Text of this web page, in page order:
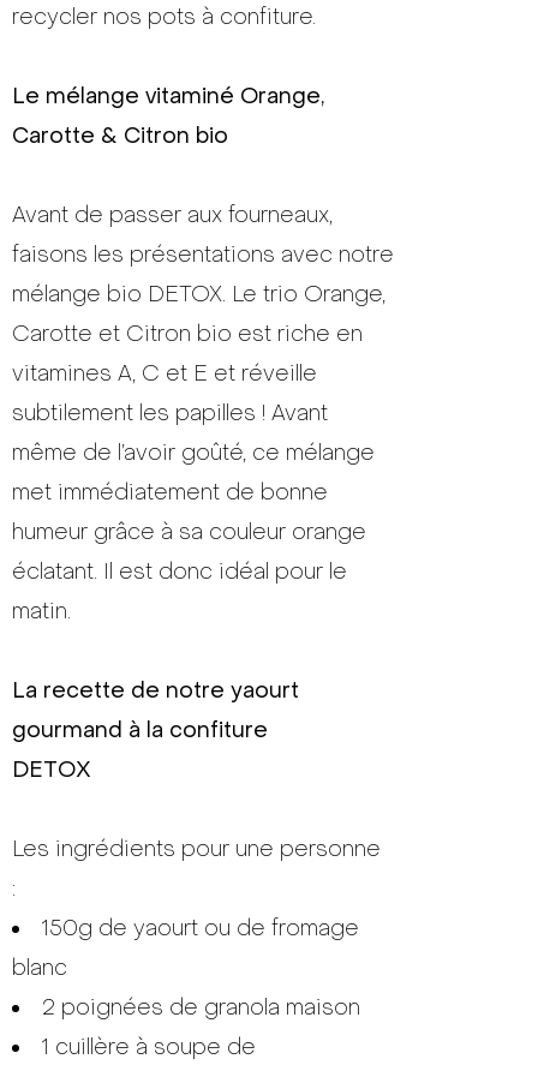
recycler nos pots à confiture.
Le mélange vitaminé Orange,
Carotte & Citron bio
Avant de passer aux fourneaux,
faisons les présentations avec notre
mélange bio DETOX. Le trio Orange,
Carotte et Citron bio est riche en
vitamines A, C et E et réveille
subtilement les papilles ! Avant
même de l’avoir goûté, ce mélange
met immédiatement de bonne
humeur grâce à sa couleur orange
éclatant. Il est donc idéal pour le
matin.
La recette de notre yaourt
gourmand à la confiture
DETOX
Les ingrédients pour une personne
:
150g de yaourt ou de fromage
blanc
2 poignées de granola maison
1 cuillère à soupe de